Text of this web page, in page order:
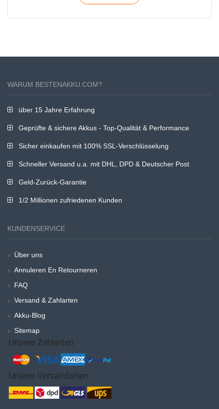
WARUM BESTENAKKU.COM?
über 15 Jahre Erfahrung
Geprüfte & sichere Akkus - Top-Qualität & Performance
Sicher einkaufen mit 100% SSL-Verschlüsselung
Schneller Versand u.a. mit DHL, DPD & Deutscher Post
Geld-Zurück-Garantie
1/2 Millionen zufriedenen Kunden
KUNDENSERVICE
Über uns
Annuleren En Retourneren
FAQ
Versand & Zahlarten
Akku-Blog
Sitemap